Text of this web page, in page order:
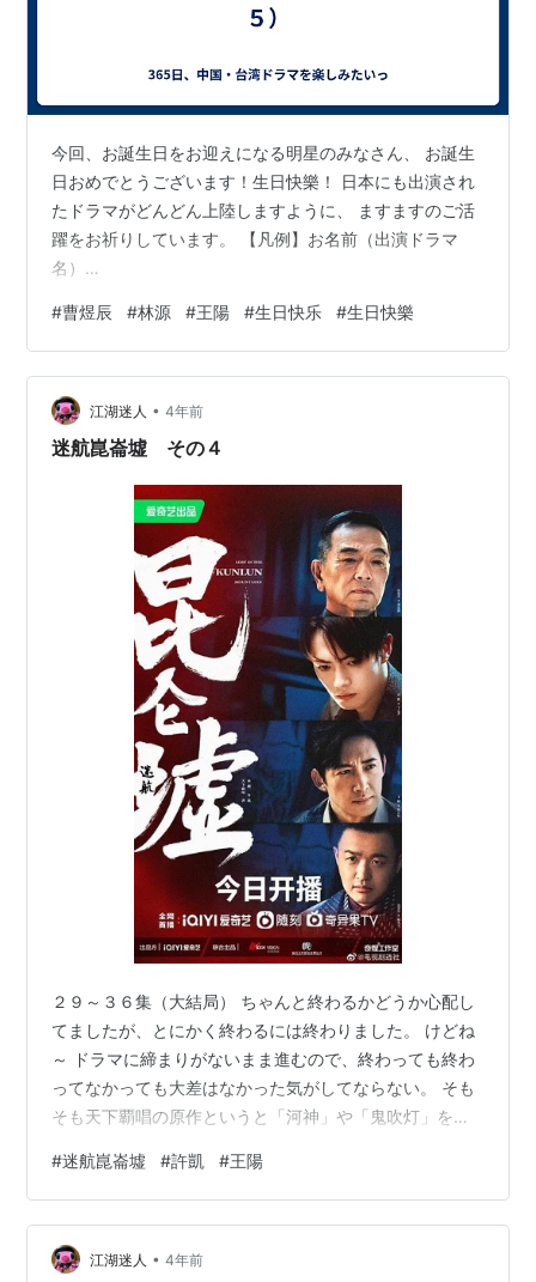
今回、お誕生日をお迎えになる明星のみなさん、 お誕生
日おめでとうございます！生日快樂！ 日本にも出演され
たドラマがどんどん上陸しますように、 ますますのご活
躍をお祈りしています。 【凡例】お名前（出演ドラマ
名）
3/13 ・王陽さん （慶余年～麒麟児、現る～、宮 パレス
～時をかける宮女～、金玉良縁） ・陳怡蓉タミー・チェ
ンさん （君に恋した328日、画皮～千年の恋～ 、美人心
計～一人の妃と二人の皇帝～） ・劉玥霏さん （夢幻の桃
花～三生三世枕上書～、宮廷女官 若曦、二人の王女） ・
#曹煜辰 #林源 #王陽 #生日快乐 #生日快樂
江湖迷人 • 4年前
迷航崑崙墟 その４
２９～３６集（大結局） ちゃんと終わるかどうか心配し
てましたが、とにかく終わるには終わりました。 けどね
～ ドラマに締まりがないまま進むので、終わっても終わ
ってなかっても大差はなかった気がしてならない。 そも
そも天下覇唱の原作というと「河神」や「鬼吹灯」をイ
な伝奇もの、なんかよくわからないけどとにかく恐ろし
気な場所で異能の主人公たちが古代から続く謎や異形の
生き物たちと戦う、というのが私が期待してたイメー
ジ。 ところが、この「迷航崑崙墟」。ドラマに厚みが感
#迷航崑崙墟 #許凱 #王陽
江湖迷人 • 4年前